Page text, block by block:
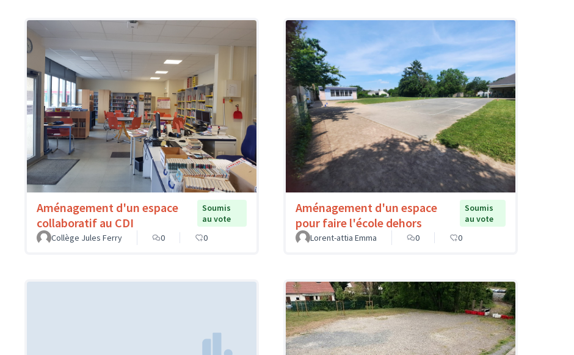
Aménagement d'un espace
collaboratif au CDI
Soumis
au vote
Collège Jules Ferry
0 0
Aménagement d'un espace
pour faire l'école dehors
Soumis
au vote
Lorent-attia Emma
0 0